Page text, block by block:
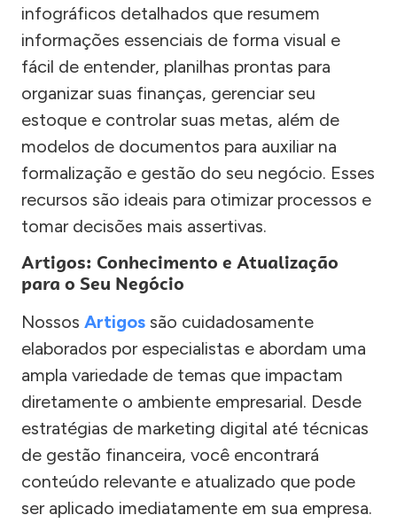
infográficos detalhados que resumem
informações essenciais de forma visual e
fácil de entender, planilhas prontas para
organizar suas finanças, gerenciar seu
estoque e controlar suas metas, além de
modelos de documentos para auxiliar na
formalização e gestão do seu negócio. Esses
recursos são ideais para otimizar processos e
tomar decisões mais assertivas.
Artigos: Conhecimento e Atualização
para o Seu Negócio
Nossos Artigos são cuidadosamente
elaborados por especialistas e abordam uma
ampla variedade de temas que impactam
diretamente o ambiente empresarial. Desde
estratégias de marketing digital até técnicas
de gestão financeira, você encontrará
conteúdo relevante e atualizado que pode
ser aplicado imediatamente em sua empresa.